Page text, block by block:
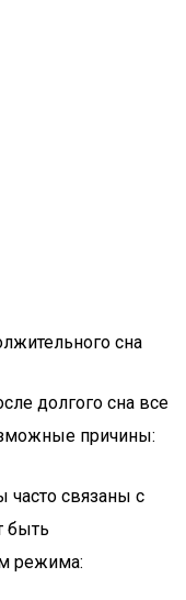
сна
долгого сна все
причины:
часто связаны с
быть
режима: